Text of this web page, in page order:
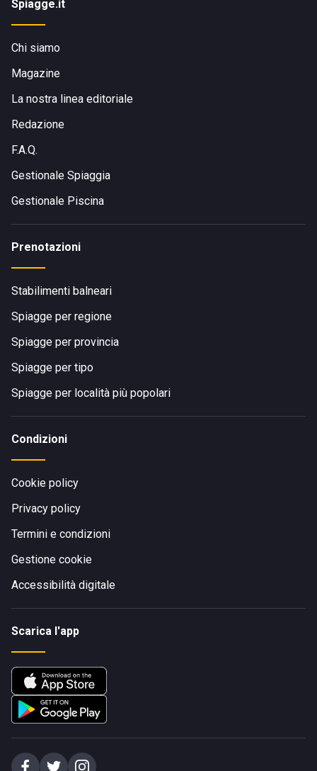
Spiagge.it
Chi siamo
Magazine
La nostra linea editoriale
Redazione
F.A.Q.
Gestionale Spiaggia
Gestionale Piscina
Prenotazioni
Stabilimenti balneari
Spiagge per regione
Spiagge per provincia
Spiagge per tipo
Spiagge per località più popolari
Condizioni
Cookie policy
Privacy policy
Termini e condizioni
Gestione cookie
Accessibilità digitale
Scarica l'app